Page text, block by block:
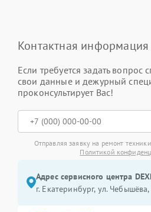
Контактная информация
Если требуется задать вопрос
свои данные и дежурный
проконсультирует Вас!
Отправляя заявку на ремонт
Политикой
Адрес сервисного центра
г. Екатеринбург, ул.